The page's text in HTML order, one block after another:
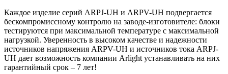
Каждое изделие серий ARPJ-UH и ARPV-UH подвергается
бескомпромиссному контролю на заводе-изготовителе: блоки
тестируются при максимальной температуре с максимальной
нагрузкой. Уверенность в высоком качестве и надежности
источников напряжения ARPV-UH и источников тока ARPJ-
UH дает возможность компании Arlight устанавливать на них
гарантийный срок – 7 лет!